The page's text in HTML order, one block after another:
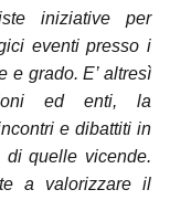
iniziative per
eventi presso i
e grado. E’ altresì
ed enti, la
e dibattiti in
di quelle vicende.
a valorizzare il